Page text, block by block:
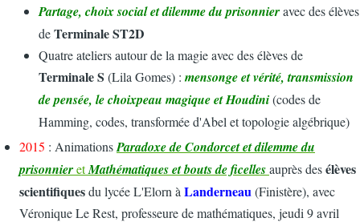
Partage, choix social et dilemme du prisonnieravecdes élèves
deTerminale ST2D
Quatre ateliers autour de la magie avec des élèves de
Terminale S (Lila Gomes) : mensonge et vérité, transmission
de pensée, le choixpeau magique et Houdini(codes de
Hamming, codes, transformée d'Abel et topologie algébrique)
2015 : AnimationsParadoxe de Condorcet et dilemme du
prisonnieretMathématiques et bouts de ficellesauprès desélèves
scientifiquesdu lycée L'Elorn à Landerneau(Finistère), avec
Véronique Le Rest, professeure de mathématiques, jeudi 9 avril